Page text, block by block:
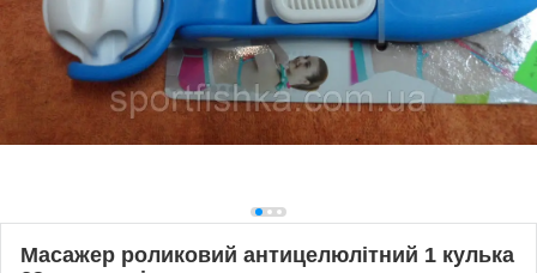
Масажер роликовий антицелюлітний 1 кулька